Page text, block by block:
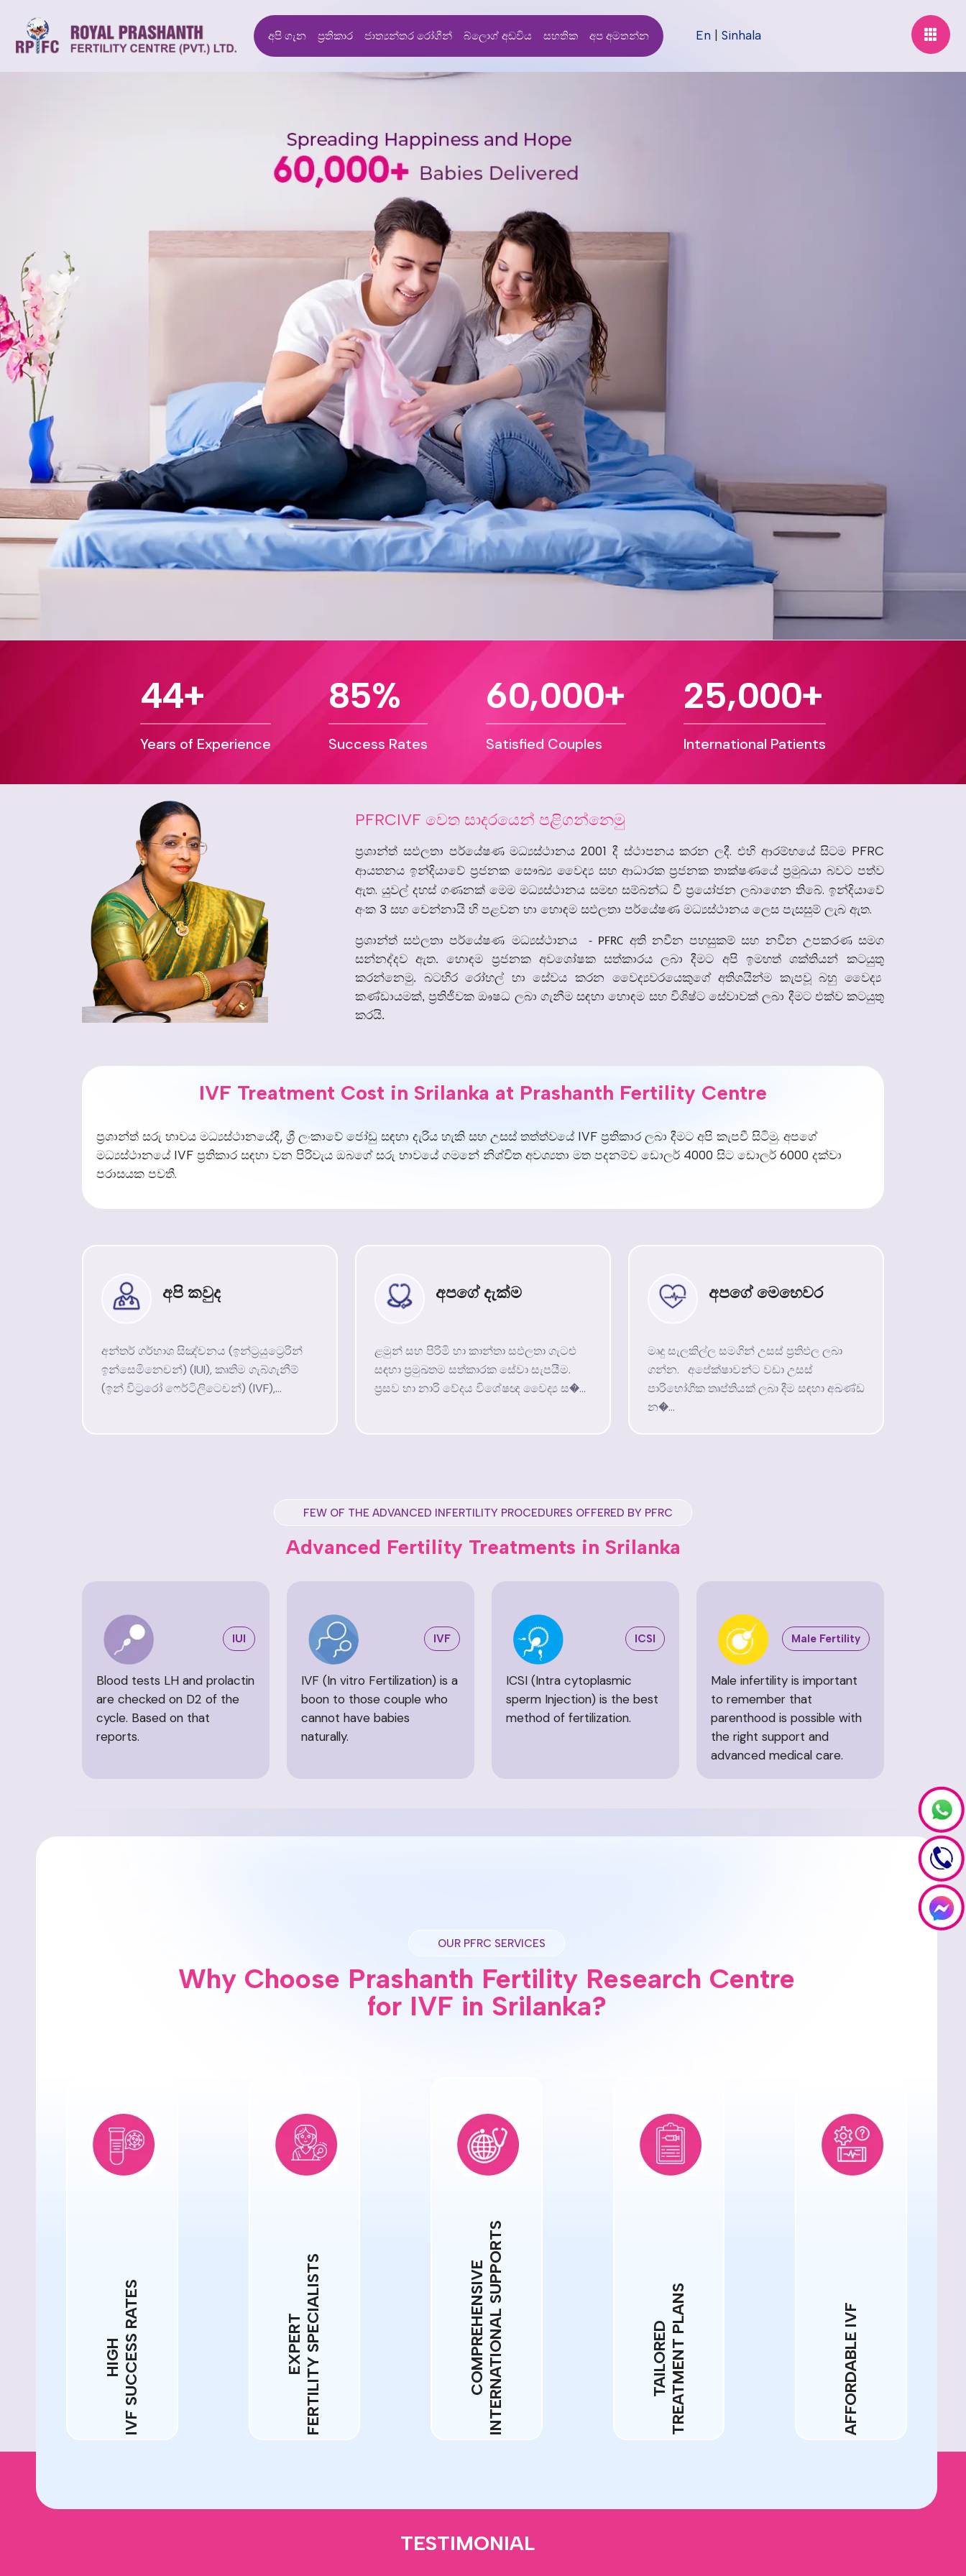
අපි ගැන ප්‍රතිකාර ජාත්‍යන්තර රෝගීන් බ්ලොග් අඩවිය සහතික අප අමතන්න En Sinhala
44+
Years of Experience
85%
Success Rates
60,000+
Satisfied Couples
25,000+
International Patients
PFRCIVF වෙත සාදරයෙන් පළිගන්නෙමු
ප්‍රශාන්ත් සඵලතා පර්යේෂණ මධ්‍යස්ථානය 2001 දී ස්ථාපනය කරන ලදී. එහි ආරම්භයේ සිටම PFRC
ආයතනය ඉන්දියාවේ ප්‍රජනක සෞඛ්‍ය වෛද්‍ය සහ ආධාරක ප්‍රජනක තාක්ෂණයේ ප්‍රමුඛයා බවට පත්ව
ඇත.යුවල් දහස් ගණනක් මෙම මධ්‍යස්ථානය සමඟ සම්බන්ධ වී ප්‍රයෝජන ලබාගෙන තිබේ.ඉන්දියාවේ
අංක 3 සහ චෙන්නායි හි පළවන හා හොඳම සඵලතා පර්යේෂණ මධ්‍යස්ථානය ලෙස පැසසුම් ලැබ ඇත.
ප්‍රශාන්ත් සඵලතා පර්යේෂණ මධ්‍යස්ථානය - PFRC අති නවීන පහසුකම් සහ නවීන උපකරණ සමග
සන්නද්දව ඇත.හොඳම ප්‍රජනක අවශෝෂක සත්කාරය ලබා දීමට අපි ඉමහත් ශක්තියන් කටයුතු
කරන්නෙමු. බටහිර රෝහල් හා සේවය කරන වෛද්‍යවරයෙකුගේ අතිශයින්ම කැපවූ බහු වෛද්‍ය
කණ්ඩායමක්,ප්‍රතිජීවක ඖෂධ ලබා ගැනීම සඳහා හොඳම සහ විශිෂ්ට සේවාවක් ලබා දීමට එක්ව කටයුතු
කරයි.
IVF Treatment Cost in Srilanka at Prashanth Fertility Centre
ප්‍රශාන්ත් සරු භාවය මධ්‍යස්ථානයේදී, ශ්‍රී ලංකාවේ ජෝඩු සඳහා දැරිය හැකි සහ උසස් තත්ත්වයේ IVF ප්‍රතිකාර ලබා දීමට අපි කැපවී සිටිමු. අපගේ
මධ්‍යස්ථානයේ IVF ප්‍රතිකාර සඳහා වන පිරිවැය ඔබගේ සරු භාවයේ ගමනේ නිශ්චිත අවශ්‍යතා මත පදනම්ව ඩොලර් 4000 සිට ඩොලර් 6000 දක්වා
පරාසයක පවතී.
අපි කවුද
අන්තර් ගර්භාශ සිඤ්චනය (ඉන්ට්‍රයුට්‍රෙරින්
ඉන්සෙමිනෙචන්) (IUI), කෘතිම ගැබ්ගැනීම්
(ඉන් විට්‍රරෝ ෆෙර්ටිලිටෙචන්) (IVF),...
අපගේ දැක්ම
ළමුන් සහ පිරිමි හා කාන්තා සඵලතා ගැටළු
සඳහා ප්‍රමුඛතම සත්කාරක සේවා සැපයීම.
ප්‍රසව හා නාරි වේදය විශේෂඥ වෛද්‍ය ස�...
අපගේ මෙහෙවර
මෘදු සැලකිල්ල සමගින් උසස් ප්‍රතිඵල ලබා
ගන්න. අපේක්ෂාවන්ට වඩා උසස්
පාරිභෝගික තෘප්තියක් ලබා දීම සඳහා අඛණ්ඩ
න�...
FEW OF THE ADVANCED INFERTILITY PROCEDURES OFFERED BY PFRC
Advanced Fertility Treatments in Srilanka
IUI
Blood tests LH and prolactin
are checked on D2 of the
cycle. Based on that
reports.
IVF
IVF (In vitro Fertilization) is a
boon to those couple who
cannot have babies
naturally.
ICSI
ICSI (Intra cytoplasmic
sperm Injection) is the best
method of fertilization.
Male Fertility
Male infertility is important
to remember that
parenthood is possible with
the right support and
advanced medical care.
OUR PFRC SERVICES
Why Choose Prashanth Fertility Research Centre
for IVF in Srilanka?
HIGH IVF SUCCESS RATES EXPERTFERTILITY SPECIALISTS COMPREHENSIVEINTERNATIONAL SUPPORTS TAILOREDTREATMENT PLANS AFFORDABLE IVF
TESTIMONIAL